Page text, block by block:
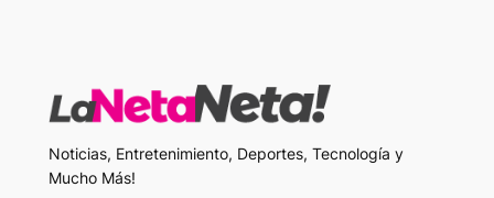
Noticias, Entretenimiento, Deportes, Tecnología y
Mucho Más!